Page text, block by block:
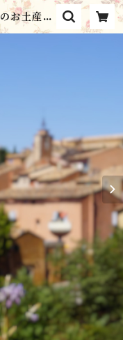
のお土産
ガル・オ
シャンブ
Mil